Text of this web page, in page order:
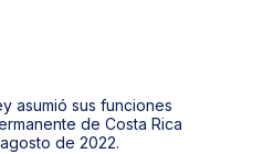
asumió sus funciones
de Costa Rica
de 2022.